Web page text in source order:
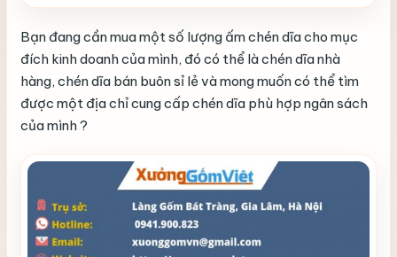
Bạn đang cần mua một số lượng ấm chén dĩa cho mục
đích kinh doanh của mình, đó có thể là chén dĩa nhà
hàng, chén dĩa bán buôn sỉ lẻ và mong muốn có thể tìm
được một địa chỉ cung cấp chén dĩa phù hợp ngân sách
của mình ?